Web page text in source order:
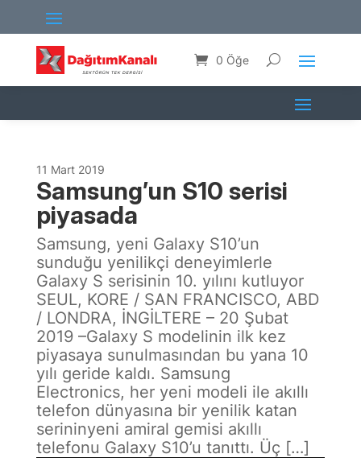
0 Öğe
11 Mart 2019
Samsung’un S10 serisi
piyasada
Samsung, yeni Galaxy S10’un
sunduğu yenilikçi deneyimlerle
Galaxy S serisinin 10. yılını kutluyor
SEUL, KORE / SAN FRANCISCO, ABD
/ LONDRA, İNGİLTERE – 20 Şubat
2019 –Galaxy S modelinin ilk kez
piyasaya sunulmasından bu yana 10
yılı geride kaldı. Samsung
Electronics, her yeni modeli ile akıllı
telefon dünyasına bir yenilik katan
serininyeni amiral gemisi akıllı
telefonu Galaxy S10’u tanıttı. Üç […]